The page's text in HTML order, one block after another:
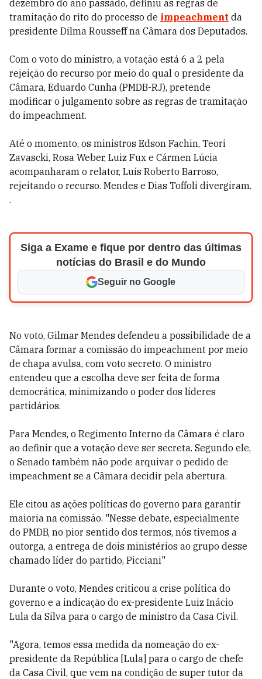
dezembro do ano passado, definiu as regras de
tramitação do rito do processo de impeachment da
presidente Dilma Rousseff na Câmara dos Deputados.
Com o voto do ministro, a votação está 6 a 2 pela
rejeição do recurso por meio do qual o presidente da
Câmara, Eduardo Cunha (PMDB-RJ), pretende
modificar o julgamento sobre as regras de tramitação
do impeachment.
Até o momento, os ministros Edson Fachin, Teori
Zavascki, Rosa Weber, Luiz Fux e Cármen Lúcia
acompanharam o relator, Luís Roberto Barroso,
rejeitando o recurso. Mendes e Dias Toffoli divergiram.
.
Siga a Exame e fique por dentro das últimas
notícias do Brasil e do Mundo
Seguir no Google
No voto, Gilmar Mendes defendeu a possibilidade de a
Câmara formar a comissão do impeachment por meio
de chapa avulsa, com voto secreto. O ministro
entendeu que a escolha deve ser feita de forma
democrática, minimizando o poder dos líderes
partidários.
Para Mendes, o Regimento Interno da Câmara é claro
ao definir que a votação deve ser secreta. Segundo ele,
o Senado também não pode arquivar o pedido de
impeachment se a Câmara decidir pela abertura.
Ele citou as ações políticas do governo para garantir
maioria na comissão. "Nesse debate, especialmente
do PMDB, no pior sentido dos termos, nós tivemos a
outorga, a entrega de dois ministérios ao grupo desse
chamado líder do partido, Picciani"
Durante o voto, Mendes criticou a crise política do
governo e a indicação do ex-presidente Luiz Inácio
Lula da Silva para o cargo de ministro da Casa Civil.
"Agora, temos essa medida da nomeação do ex-
presidente da República [Lula] para o cargo de chefe
da Casa Civil, que vem na condição de super tutor da